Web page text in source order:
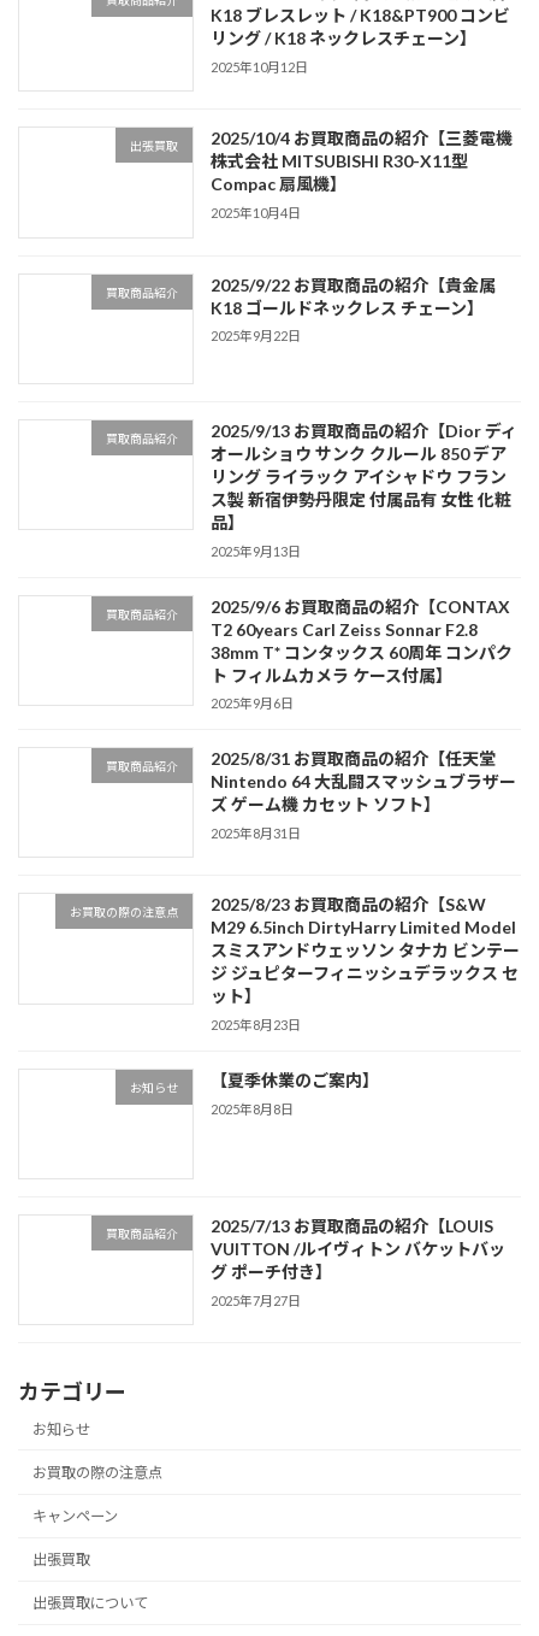
K18 ブレスレット / K18&PT900 コンビ
リング / K18 ネックレスチェーン】
2025年10月12日
出張買取
2025/10/4 お買取商品の紹介【三菱電機
株式会社 MITSUBISHI R30-X11型
Compac 扇風機】
2025年10月4日
買取商品紹介
2025/9/22 お買取商品の紹介【貴金属
K18 ゴールドネックレス チェーン】
2025年9月22日
買取商品紹介
2025/9/13 お買取商品の紹介【Dior ディ
オールショウ サンク クルール 850 デア
リング ライラック アイシャドウ フラン
ス製 新宿伊勢丹限定 付属品有 女性 化粧
品】
2025年9月13日
買取商品紹介
2025/9/6 お買取商品の紹介【CONTAX
T2 60years Carl Zeiss Sonnar F2.8
38mm T* コンタックス 60周年 コンパク
ト フィルムカメラ ケース付属】
2025年9月6日
買取商品紹介
2025/8/31 お買取商品の紹介【任天堂
Nintendo 64 大乱闘スマッシュブラザー
ズ ゲーム機 カセット ソフト】
2025年8月31日
お買取の際の注意点
2025/8/23 お買取商品の紹介【S&W
M29 6.5inch DirtyHarry Limited Model
スミスアンドウェッソン タナカ ビンテー
ジ ジュピターフィニッシュデラックス セ
ット】
2025年8月23日
お知らせ 【夏季休業のご案内】
2025年8月8日
買取商品紹介
2025/7/13 お買取商品の紹介【LOUIS
VUITTON /ルイヴィトン バケットバッ
グ ポーチ付き】
2025年7月27日
カテゴリー
お知らせ
お買取の際の注意点
キャンペーン
出張買取
出張買取について